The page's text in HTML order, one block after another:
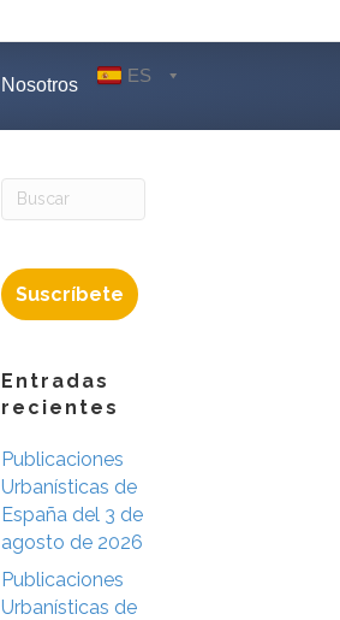
Nosotros ES
Suscríbete
Entradas
recientes
Publicaciones
Urbanísticas de
España del 3 de
agosto de 2026
Publicaciones
Urbanísticas de